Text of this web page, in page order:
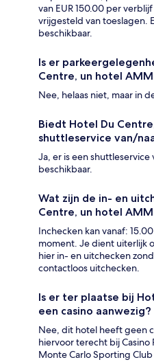
van EUR 150.00 per
vrijgesteld van toeslagen.
beschikbaar.
Is er
Centre, un hotel
Nee, helaas niet, maar in
Biedt Hotel Du
shuttleservice van/
Ja, er is een
beschikbaar.
Wat zijn de in- en
Centre, un hotel
Inchecken kan vanaf:
moment. Je dient uiterlijk
hier in- en uitchecken
contactloos uitchecken.
Is er ter plaatse bij
een casino aanwezig?
Nee, dit hotel heeft geen
hiervoor terecht bij Casino
Monte Carlo Sporting